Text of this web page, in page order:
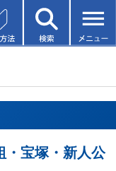
・宝塚・新人公